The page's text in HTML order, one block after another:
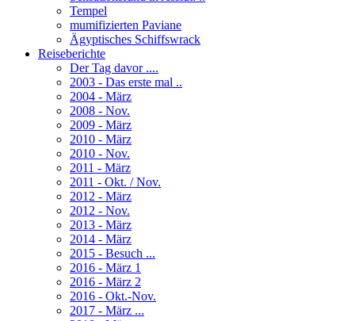
Tempel
mumifizierten Paviane
Ägyptisches Schiffswrack
Reiseberichte
Der Tag davor ....
2003 - Das erste mal ..
2004 - März
2008 - Nov.
2009 - März
2010 - März
2010 - Nov.
2011 - März
2011 - Okt. / Nov.
2012 - März
2012 - Nov.
2013 - März
2014 - März
2015 - Besuch ...
2016 - März 1
2016 - März 2
2016 - Okt.-Nov.
2017 - März ...